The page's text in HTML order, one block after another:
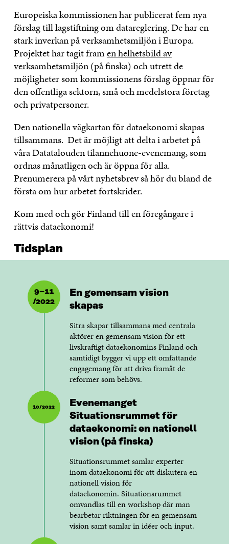
Europeiska kommissionen har publicerat fem nya
förslag till lagstiftning om datareglering. De har en
stark inverkan på verksamhetsmiljön i Europa.
Projektet har tagit framen helhetsbild av
verksamhetsmiljön(på finska) och utrett de
möjligheter som kommissionens förslag öppnar för
den offentliga sektorn, små och medelstora företag
och privatpersoner.
Den nationella vägkartan för dataekonomi skapas
tillsammans. Det är möjligt att delta i arbetet på
våra Datatalouden tilannehuone-evenemang, som
ordnas månatligen och är öppna för alla.
Prenumerera på vårt nyhetsbrev så hör du bland de
första om hur arbetet fortskrider.
Kom med och gör Finland till en föregångare i
rättvis dataekonomi!
Tidsplan
9–11
/2022
En gemensam vision
skapas
Sitra skapar tillsammans med centrala
aktörer en gemensam vision för ett
livskraftigt dataekonomins Finland och
samtidigt bygger vi upp ett omfattande
engagemang för att driva framåt de
reformer som behövs.
10/2022
Evenemanget
Situationsrummet för
dataekonomi: en nationell
vision (på finska)
Situationsrummet samlar experter
inom dataekonomi för att diskutera en
nationell vision för
dataekonomin. Situationsrummet
omvandlas till en workshop där man
bearbetar riktningen för en gemensam
vision samt samlar in idéer och input.